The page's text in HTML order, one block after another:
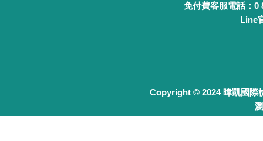
免付費客服電話：0
Line
Copyright © 2024 暐凱國際